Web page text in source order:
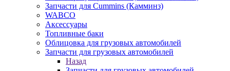
Запчасти для Cummins (Камминз)
WABCO
Аксессуары
Топливные баки
Облицовка для грузовых автомобилей
Запчасти для грузовых автомобилей
Назад